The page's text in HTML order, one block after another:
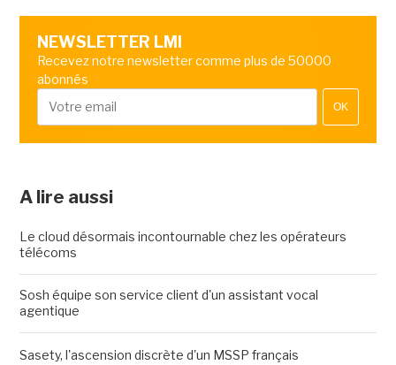
NEWSLETTER LMI
Recevez notre newsletter comme plus de 50000
abonnés
OK
A lire aussi
Le cloud désormais incontournable chez les opérateurs
télécoms
Sosh équipe son service client d'un assistant vocal
agentique
Sasety, l'ascension discrète d'un MSSP français